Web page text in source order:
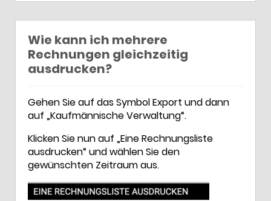
Wie kann ich mehrere
Rechnungen gleichzeitig
ausdrucken?
Gehen Sie auf das Symbol Export und dann
auf „Kaufmännische Verwaltung“.
Klicken Sie nun auf „Eine Rechnungsliste
ausdrucken“ und wählen Sie den
gewünschten Zeitraum aus.